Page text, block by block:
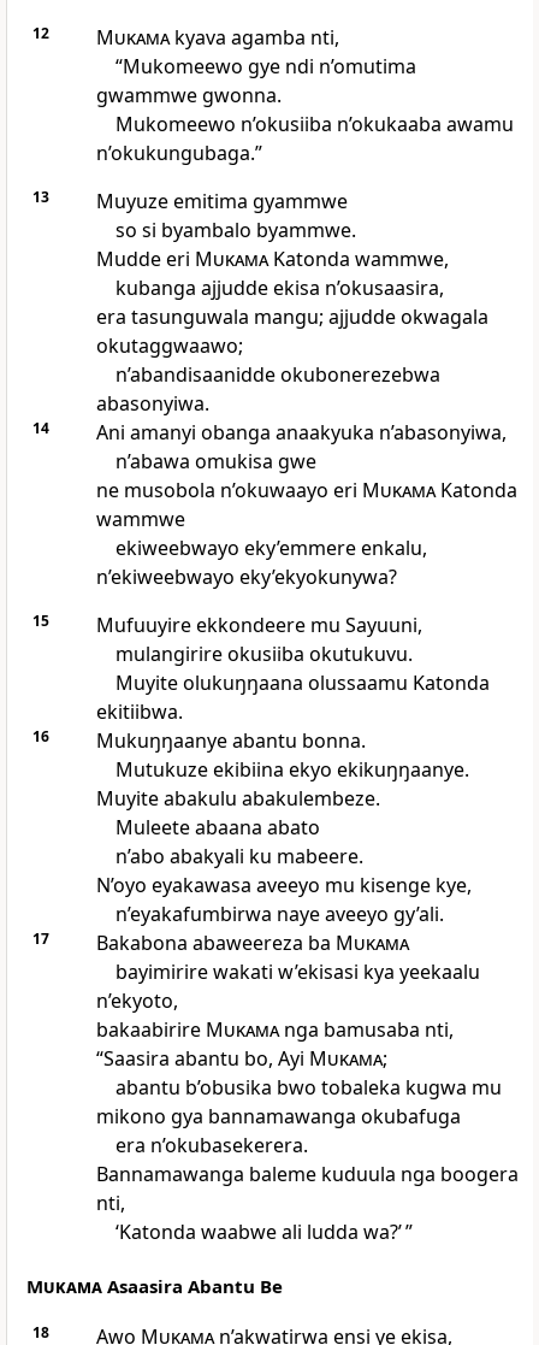
12 Mukamakyava agamba nti,
“Mukomeewo gye ndi n’omutima
gwammwe gwonna.
Mukomeewo n’okusiiba n’okukaaba awamu
n’okukungubaga.”
13
Muyuze emitima gyammwe
so si byambalo byammwe.
Mudde eri MukamaKatonda wammwe,
kubanga ajjudde ekisa n’okusaasira,
era tasunguwala mangu; ajjudde okwagala
okutaggwaawo;
n’abandisaanidde okubonerezebwa
abasonyiwa.
14
Ani amanyi obanga anaakyuka n’abasonyiwa,
n’abawa omukisa gwe
ne musobola n’okuwaayo eri MukamaKatonda
wammwe
ekiweebwayo eky’emmere enkalu,
n’ekiweebwayo eky’ekyokunywa?
15
Mufuuyire ekkondeere mu Sayuuni,
mulangirire okusiiba okutukuvu.
Muyite olukuŋŋaana olussaamu Katonda
ekitiibwa.
16
Mukuŋŋaanye abantu bonna.
Mutukuze ekibiina ekyo ekikuŋŋaanye.
Muyite abakulu abakulembeze.
Muleete abaana abato
n’abo abakyali ku mabeere.
N’oyo eyakawasa aveeyo mu kisenge kye,
n’eyakafumbirwa naye aveeyo gy’ali.
17 Bakabona abaweereza ba Mukama
bayimirire wakati w’ekisasi kya yeekaalu
n’ekyoto,
bakaabirire Mukamanga bamusaba nti,
“Saasira abantu bo, Ayi Mukama;
abantu b’obusika bwo tobaleka kugwa mu
mikono gya bannamawanga okubafuga
era n’okubasekerera.
Bannamawanga baleme kuduula nga boogera
nti,
‘Katonda waabwe ali ludda wa?’ ”
Mukama Asaasira Abantu Be
18 Awo Mukaman’akwatirwa ensi ye ekisa,